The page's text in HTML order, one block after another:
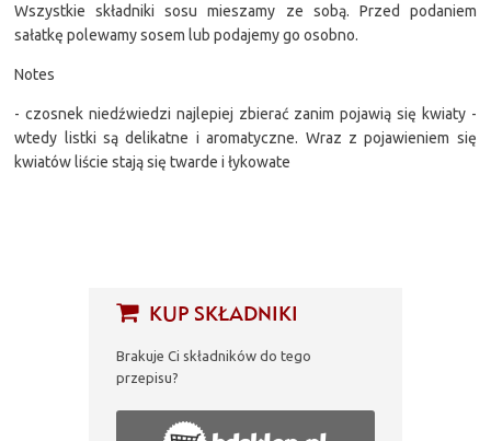
KUP SKŁADNIKI
Brakuje Ci składników do tego
przepisu?
Wszystkie składniki sosu mieszamy ze sobą. Przed podaniem
sałatkę polewamy sosem lub podajemy go osobno.
Notes
- czosnek niedźwiedzi najlepiej zbierać zanim pojawią się kwiaty -
wtedy listki są delikatne i aromatyczne. Wraz z pojawieniem się
kwiatów liście stają się twarde i łykowate